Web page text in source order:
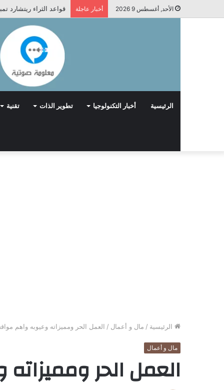
الأحد, أغسطس 9 2026 أخبار عاجلة قواعد الثراء ريتشارد
الرئيسية أخبار التكنولوجيا تطوير الذات تقنية
الرئيسية / مال و أعمال / العمل الحر ومميزاته وعيوبه واهم
مال و أعمال
العمل الحر